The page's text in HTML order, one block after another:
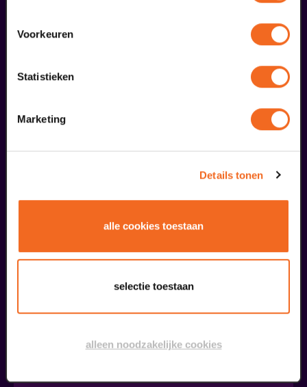
Voorkeuren
Statistieken
Marketing
Details tonen
alle cookies toestaan
selectie toestaan
alleen noodzakelijke cookies
Begin bij SIN
€ 39,50
liefhebbers bestelden ook...
08